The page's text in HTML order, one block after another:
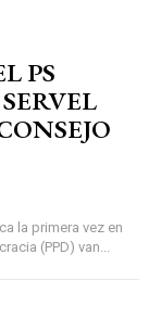
PS
la primera vez en
(PPD) van...